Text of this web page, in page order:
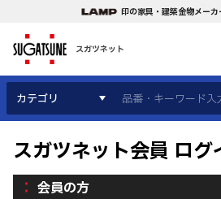
印の家具・建築金物メー
スガツネット
カテゴリ
スガツネット会員 ログ
会員の方